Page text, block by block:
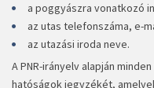
a poggyászra vonatkozó
az utas telefonszáma, e-
az utazási iroda neve.
A PNR-irányelv alapján
hatóságok jegyzékét,